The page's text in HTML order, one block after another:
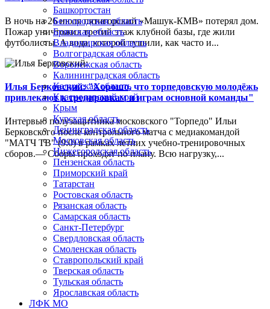
В ночь на 26 июля пятигорский «Машук-КМВ» потерял дом.
Пожар уничтожил третий этаж клубной базы, где жили
футболисты. А вода, которой тушили, как часто и...
Илья Берковский: "Хорошо, что торпедовскую молодёжь
привлекают к тренировкам и играм основной команды"
Интервью полузащитника московского "Торпедо" Ильи
Берковского после контрольного матча с медиакомандой
"МАТЧ ТВ" (9:0) в рамках летних учебно-тренировочных
сборов.— Сборы проходят по плану. Всю нагрузку,...
Башкортостан
Белгородская область
Брянская область
Владимирская область
Волгоградская область
Воронежская область
Калининградская область
Калужская область
Краснодарский край
Крым
Курская область
Ленинградская область
Московская область
Нижегородская область
Пензенская область
Приморский край
Татарстан
Ростовская область
Рязанская область
Самарская область
Санкт-Петербург
Свердловская область
Смоленская область
Ставропольский край
Тверская область
Тульская область
Ярославская область
ЛФК МО